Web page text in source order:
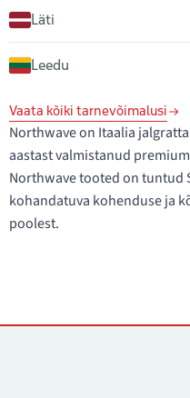
Läti
Leedu
Vaata kõiki tarnevõimalusi
Northwave on Itaalia
aastast valmistanud
Northwave tooted on tuntud
kohandatuva kohenduse ja
poolest.